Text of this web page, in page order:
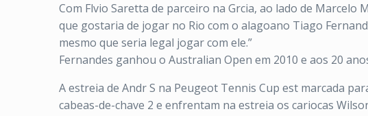
Com Flvio Saretta de parceiro na Grcia, ao lado de
que gostaria de jogar no Rio com o alagoano Tiago
mesmo que seria legal jogar com ele.”
Fernandes ganhou o Australian Open em 2010 e aos 20
A estreia de Andr S na Peugeot Tennis Cup est marcada
cabeas-de-chave 2 e enfrentam na estreia os cariocas